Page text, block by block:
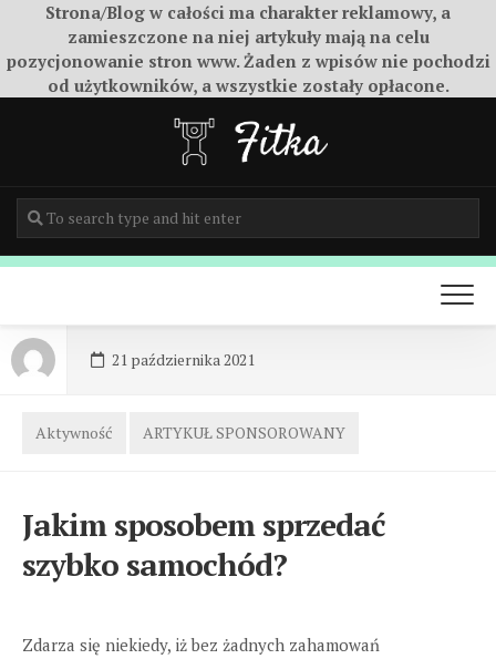
Strona/Blog w całości ma charakter reklamowy, a
zamieszczone na niej artykuły mają na celu
pozycjonowanie stron www. Żaden z wpisów nie pochodzi
od użytkowników, a wszystkie zostały opłacone.
21 października 2021
Aktywność ARTYKUŁ SPONSOROWANY
Jakim sposobem sprzedać
szybko samochód?
Zdarza się niekiedy, iż bez żadnych zahamowań